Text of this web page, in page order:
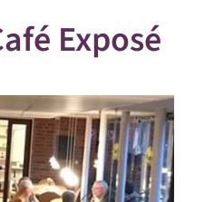
Exposé